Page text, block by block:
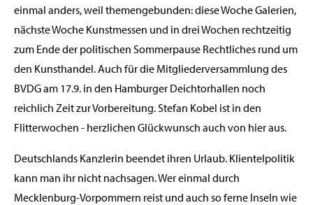
einmal anders, weil themengebunden: diese Woche Galerien,
nächste Woche Kunstmessen und in drei Wochen rechtzeitig
zum Ende der politischen Sommerpause Rechtliches rund um
den Kunsthandel. Auch für die Mitgliederversammlung des
BVDG am 17.9. in den Hamburger Deichtorhallen noch
reichlich Zeit zur Vorbereitung. Stefan Kobel ist in den
Flitterwochen - herzlichen Glückwunsch auch von hier aus.
Deutschlands Kanzlerin beendet ihren Urlaub. Klientelpolitik
kann man ihr nicht nachsagen. Wer einmal durch
Mecklenburg-Vorpommern reist und auch so ferne Inseln wie